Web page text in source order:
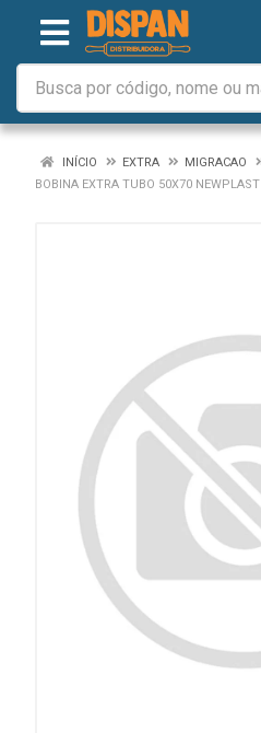
INÍCIO EXTRA
MIGRACAO
BOBINA EXTRA TUBO 50X70 NEWPLAST